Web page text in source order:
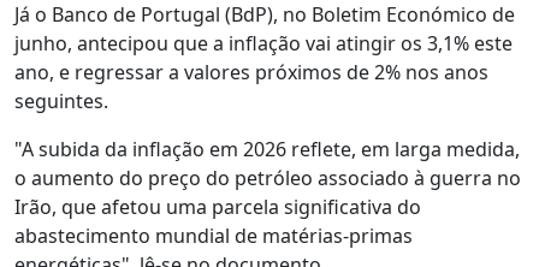
Já o Banco de Portugal (BdP), no Boletim Económico de
junho, antecipou que a inflação vai atingir os 3,1% este
ano, e regressar a valores próximos de 2% nos anos
seguintes.
"A subida da inflação em 2026 reflete, em larga medida,
o aumento do preço do petróleo associado à guerra no
Irão, que afetou uma parcela significativa do
abastecimento mundial de matérias-primas